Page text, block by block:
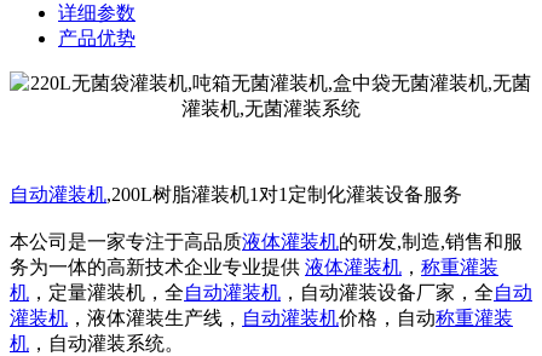
详细参数
产品优势
自动灌装机,200L树脂灌装机1对1定制化灌装设备服务
本公司是一家专注于高品质液体灌装机的研发,制造,销售和服
务为一体的高新技术企业专业提供 液体灌装机 ， 称重灌装
机 ，定量灌装机，全自动灌装机 ，自动灌装设备厂家，全自动
灌装机 ，液体灌装生产线， 自动灌装机价格，自动称重灌装
机 ，自动灌装系统。